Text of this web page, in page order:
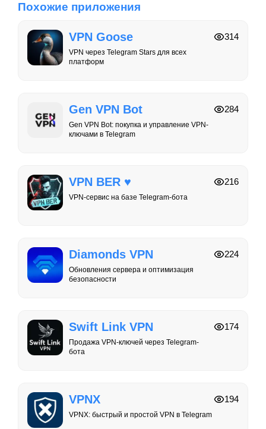
Похожие приложения
VPN Goose
VPN через Telegram Stars для всех
платформ
314
Gen VPN Bot
Gen VPN Bot: покупка и управление VPN-
ключами в Telegram
284
VPN BER ♥️
VPN-сервис на базе Telegram-бота
216
Diamonds VPN
Обновления сервера и оптимизация
безопасности
224
Swift Link VPN
Продажа VPN-ключей через Telegram-
бота
174
VPNX
VPNX: быстрый и простой VPN в Telegram
194